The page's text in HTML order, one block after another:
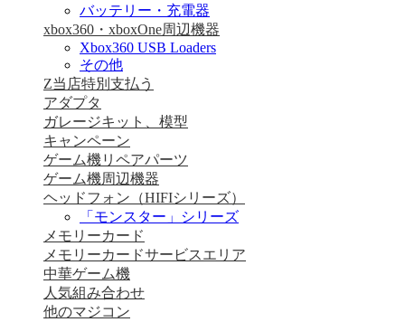
バッテリー・充電器
xbox360・xboxOne周辺機器
Xbox360 USB Loaders
その他
Z当店特別支払う
アダプタ
ガレージキット、模型
キャンペーン
ゲーム機リペアパーツ
ゲーム機周辺機器
ヘッドフォン（HIFIシリーズ）
「モンスター」シリーズ
メモリーカード
メモリーカードサービスエリア
中華ゲーム機
人気組み合わせ
他のマジコン